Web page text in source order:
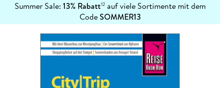
Summer Sale: 13% Rabatt12auf viele Sortimente mit dem
CodeSOMMER13
erfahren